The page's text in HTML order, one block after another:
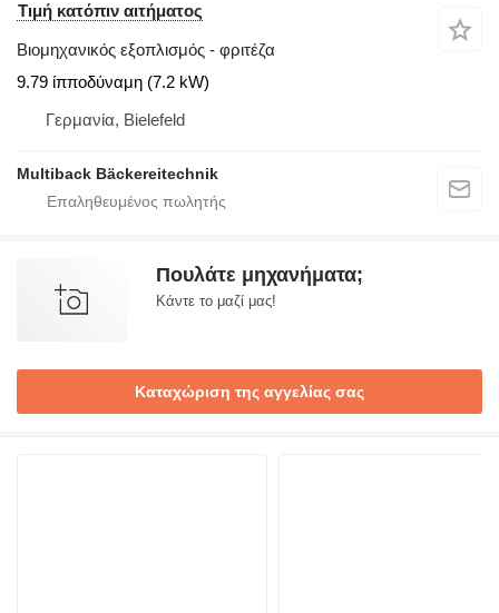
Τιμή κατόπιν αιτήματος
Βιομηχανικός εξοπλισμός - φριτέζα
9.79 ίπποδύναμη (7.2 kW)
Γερμανία, Bielefeld
Multiback Bäckereitechnik
Πουλάτε μηχανήματα;
Κάντε το μαζί μας!
Καταχώριση της αγγελίας σας